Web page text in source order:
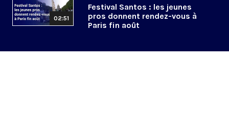
02:51
Festival Santos : les jeunes
pros donnent rendez-vous à
Paris fin août